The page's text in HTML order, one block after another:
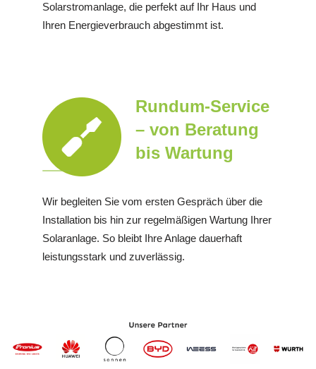
Solarstromanlage, die perfekt auf Ihr Haus und
Ihren Energieverbrauch abgestimmt ist.
Rundum-Service
– von Beratung
bis Wartung
Wir begleiten Sie vom ersten Gespräch über die
Installation bis hin zur regelmäßigen Wartung Ihrer
Solaranlage. So bleibt Ihre Anlage dauerhaft
leistungsstark und zuverlässig.